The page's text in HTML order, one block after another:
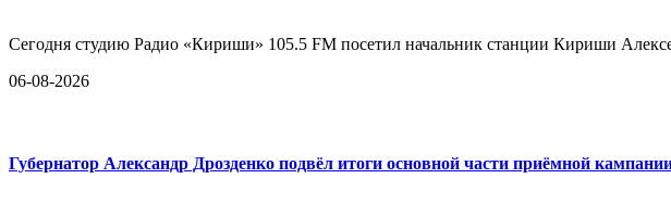
Сегодня студию Радио «Кириши» 105.5 FM посетил начальник станции Кириши
06-08-2026
Губернатор Александр Дрозденко подвёл итоги основной части приёмной